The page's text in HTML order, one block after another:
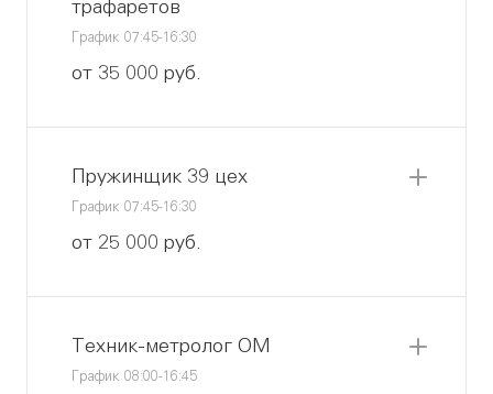
трафаретов
График 07:45-16:30
от 35 000 руб.
Пружинщик 39 цех
График 07:45-16:30
от 25 000 руб.
Техник-метролог ОМ
График 08:00-16:45